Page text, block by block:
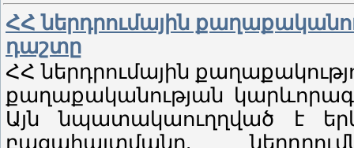
ՀՀ ներդրումային
դաշտը
ՀՀ ներդրումային
քաղաքականության
Այն նպատակաուղղված է
բացահայտմանը,